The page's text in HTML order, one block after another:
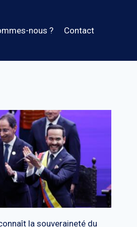
nous ? Contact
la souveraineté du